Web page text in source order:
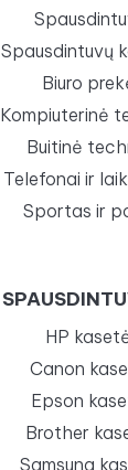
Spausdintuvų
Biuro
Kompiuterinė
Buitinė
Telefonai ir
Sportas ir
HP
Canon
Epson
Brother
Samsung